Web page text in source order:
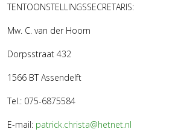
TENTOONSTELLINGSSECRETARIS:
Mw. C. van der Hoorn
Dorpsstraat 432
1566 BT Assendelft
Tel.: 075-6875584
E-mail: patrick.christa@hetnet.nl